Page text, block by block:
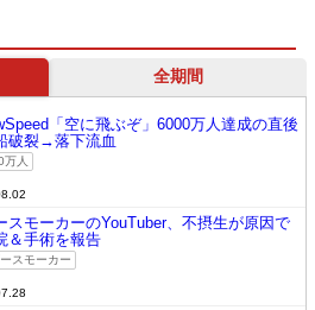
全期間
「空に飛ぶぞ」6000万人達成の直後
破裂→落下流血
人
スモーカーのYouTuber、不摂生が原因で
＆手術を報告
スモーカー